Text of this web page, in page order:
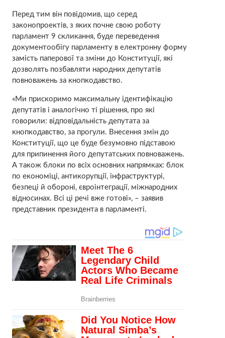
Перед тим він повідомив, що серед
законопроектів, з яких почне свою роботу
парламент 9 скликання, буде переведення
документообігу парламенту в електронну форму
замість паперової та зміни до Конституції, які
дозволять позбавляти народних депутатів
повноважень за кнопкодавство.
«Ми прискоримо максимальну ідентифікацію
депутатів і аналогічно ті рішення, про які
говорили: відповідальність депутата за
кнопкодавство, за прогули. Внесення змін до
Конституції, що це буде безумовно підставою
для припинення його депутатських повноважень.
А також блоки по всіх основних напрямках: блок
по економіці, антикорупції, інфраструктурі,
безпеці й обороні, євроінтеграції, міжнародних
відносинах. Всі ці речі вже готові», – заявив
представник президента в парламенті.